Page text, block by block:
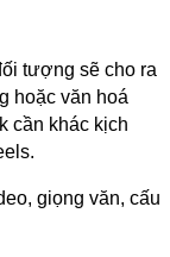
tượng sẽ cho ra
hoặc văn hoá
cần khác kịch
giọng văn, cấu